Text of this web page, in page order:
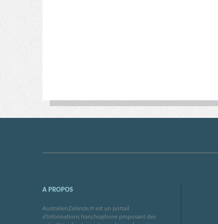
A PROPOS
AustralienZelande.fr est un portail
d’informations franchophone proposant des